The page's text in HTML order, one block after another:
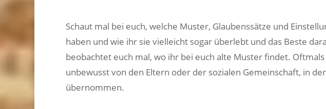
Schaut mal bei euch, welche Muster, Glaubenssätze und
haben und wie ihr sie vielleicht sogar überlebt und das Beste
beobachtet euch mal, wo ihr bei euch alte Muster findet.
unbewusst von den Eltern oder der sozialen Gemeinschaft, in
übernommen.